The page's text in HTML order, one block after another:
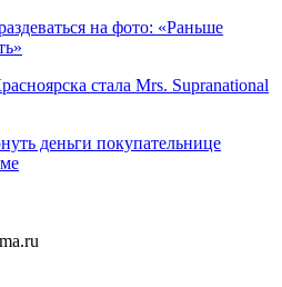
на фото: «Раньше
стала Mrs. Supranational
деньги покупательнице